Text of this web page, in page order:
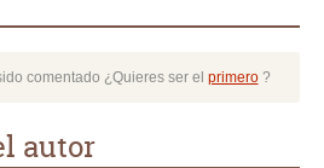
comentado ¿Quieres ser el primero?
autor